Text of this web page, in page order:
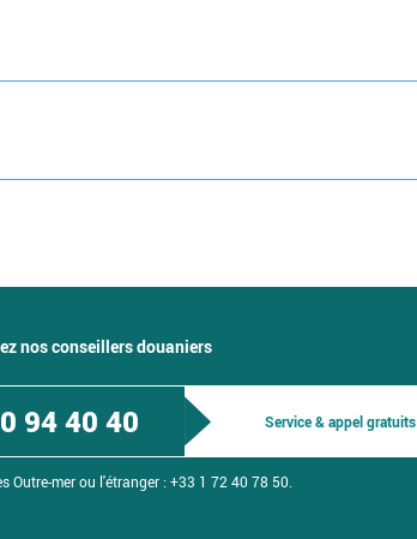
nos conseillers douaniers
94 40 40 Service & appel gratuits
Outre-mer ou l'étranger : +33 1 72 40 78 50.